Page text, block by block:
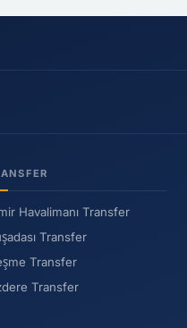
Havalimanı Transfer
Transfer
Transfer
Transfer